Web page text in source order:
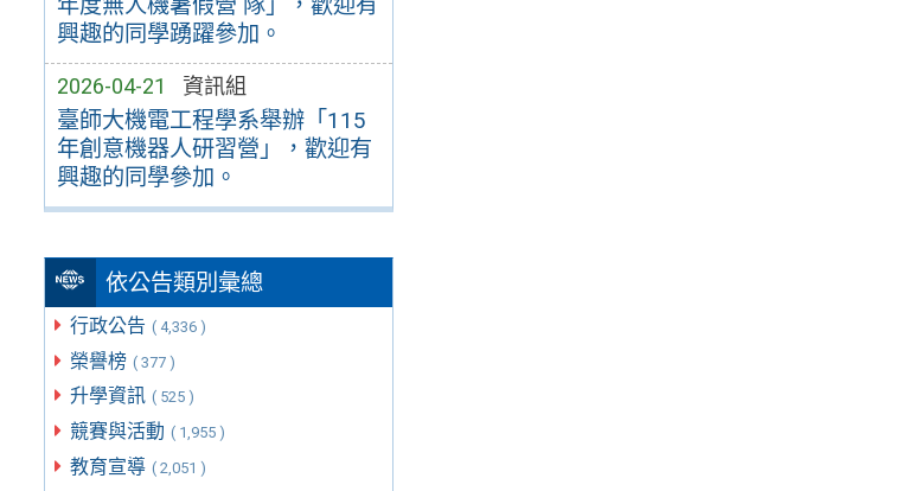
年度無人機暑假營 隊」，歡迎有
興趣的同學踴躍參加。
2026-04-21 資訊組
臺師大機電工程學系舉辦「115
年創意機器人研習營」，歡迎有
興趣的同學參加。
依公告類別彙總
行政公告 ( 4,336 )
榮譽榜 ( 377 )
升學資訊 ( 525 )
競賽與活動 ( 1,955 )
教育宣導 ( 2,051 )